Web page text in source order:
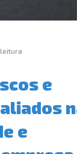
leitura
e